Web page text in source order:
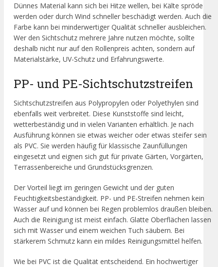
Dünnes Material kann sich bei Hitze wellen, bei Kälte spröde
werden oder durch Wind schneller beschädigt werden. Auch die
Farbe kann bei minderwertiger Qualität schneller ausbleichen.
Wer den Sichtschutz mehrere Jahre nutzen möchte, sollte
deshalb nicht nur auf den Rollenpreis achten, sondern auf
Materialstärke, UV-Schutz und Erfahrungswerte.
PP- und PE-Sichtschutzstreifen
Sichtschutzstreifen aus Polypropylen oder Polyethylen sind
ebenfalls weit verbreitet. Diese Kunststoffe sind leicht,
wetterbeständig und in vielen Varianten erhältlich. Je nach
Ausführung können sie etwas weicher oder etwas steifer sein
als PVC. Sie werden häufig für klassische Zaunfüllungen
eingesetzt und eignen sich gut für private Gärten, Vorgärten,
Terrassenbereiche und Grundstücksgrenzen.
Der Vorteil liegt im geringen Gewicht und der guten
Feuchtigkeitsbeständigkeit. PP- und PE-Streifen nehmen kein
Wasser auf und können bei Regen problemlos draußen bleiben.
Auch die Reinigung ist meist einfach. Glatte Oberflächen lassen
sich mit Wasser und einem weichen Tuch säubern. Bei
stärkerem Schmutz kann ein mildes Reinigungsmittel helfen.
Wie bei PVC ist die Qualität entscheidend. Ein hochwertiger